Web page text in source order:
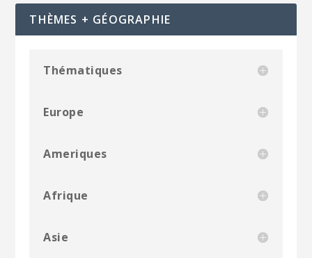
THÈMES + GÉOGRAPHIE
Thématiques
Europe
Ameriques
Afrique
Asie